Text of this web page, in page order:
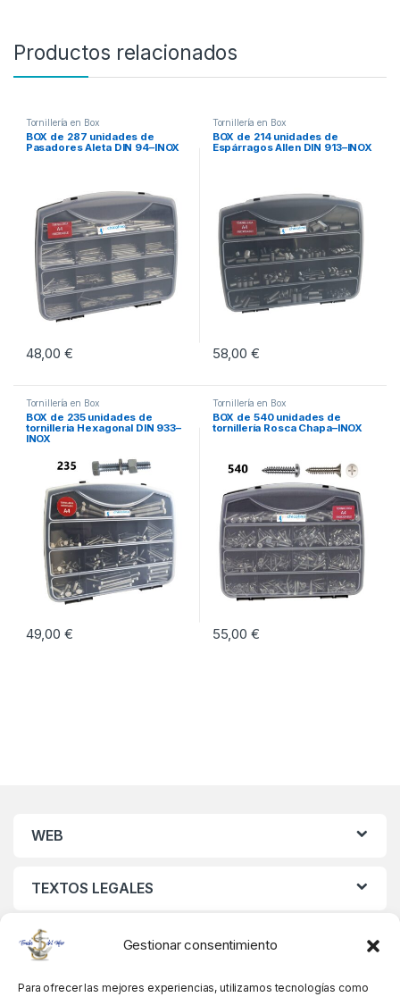
Gestionar consentimiento
Para ofrecer las mejores experiencias, utilizamos tecnologías como
Productos relacionados
Tornillería en Box
BOX de 287 unidades de
Pasadores Aleta DIN 94–INOX
48,00 €
Tornillería en Box
BOX de 214 unidades de
Espárragos Allen DIN 913–INOX
58,00 €
Tornillería en Box
BOX de 235 unidades de
tornilleria Hexagonal DIN 933–
INOX
49,00 €
Tornillería en Box
BOX de 540 unidades de
tornillería Rosca Chapa–INOX
55,00 €
WEB
TEXTOS LEGALES
MIS DATOS